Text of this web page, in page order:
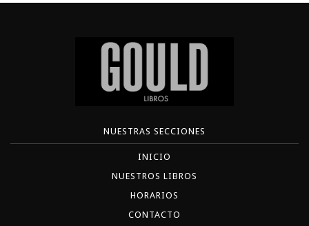
NUESTRAS SECCIONES
INICIO
NUESTROS LIBROS
HORARIOS
CONTACTO